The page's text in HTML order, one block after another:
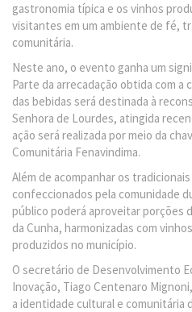
gastronomia típica e os vinhos
visitantes em um ambiente de fé,
comunitária.
Neste ano, o evento ganha um
Parte da arrecadação obtida com a
das bebidas será destinada à
Senhora de Lourdes, atingida
ação será realizada por meio da
Comunitária Fenavindima.
Além de acompanhar os
confeccionados pela comunidade
público poderá aproveitar porções
da Cunha, harmonizadas com
produzidos no município.
O secretário de Desenvolvimento
Inovação, Tiago Centenaro
a identidade cultural e comunitária